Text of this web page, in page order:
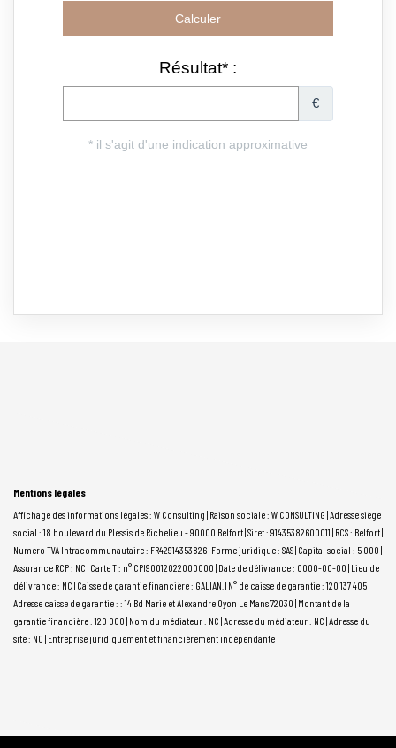
Mentions légales
Affichage des informations légales : W Consulting | Raison sociale : W CONSULTING | Adresse siège
social : 18 boulevard du Plessis de Richelieu - 90000 Belfort | Siret : 91435382600011 | RCS : Belfort |
Numero TVA Intracommunautaire : FR42914353826 | Forme juridique : SAS | Capital social : 5 000 |
Assurance RCP : NC | Carte T : n° CPI90012022000000 | Date de délivrance : 0000-00-00 | Lieu de
délivrance : NC | Caisse de garantie financière : GALIAN. | N° de caisse de garantie : 120 137 405 |
Adresse caisse de garantie : : 14 Bd Marie et Alexandre Oyon Le Mans 72030 | Montant de la
garantie financière : 120 000 | Nom du médiateur : NC | Adresse du médiateur : NC | Adresse du
site : NC | Entreprise juridiquement et financièrement indépendante